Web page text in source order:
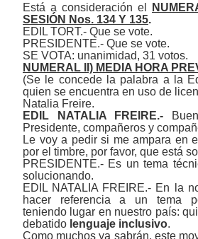
Está a consideración el
SESIÓN Nos. 134 Y 135.
EDIL TORT.- Que se vote.
PRESIDENTE.- Que se vote.
SE VOTA: unanimidad, 31 votos.
NUMERAL II) MEDIA HORA
(Se le concede la palabra a la
quien se encuentra en uso de
Natalia Freire.
EDIL NATALIA FREIRE.-
Presidente, compañeros y
Le voy a pedir si me ampara en
por el timbre, por favor, que está
PRESIDENTE.- Es un tema
solucionando.
EDIL NATALIA FREIRE.- En la
hacer referencia a un tema
teniendo lugar en nuestro país:
debatido lenguaje inclusivo.
Como muchos ya sabrán, este